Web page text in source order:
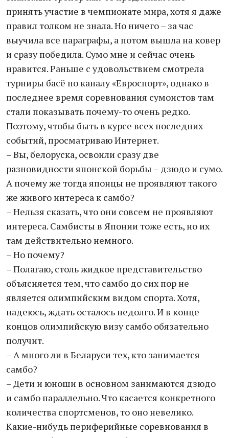
принять участие в чемпионате мира, хотя я даже
правил толком не знала. Но ничего – за час
выучила все параграфы, а потом вышла на ковер
и сразу победила. Сумо мне и сейчас очень
нравится. Раньше с удовольствием смотрела
турниры басё по каналу «Евроспорт», однако в
последнее время соревнования сумоистов там
стали показывать почему-то очень редко.
Поэтому, чтобы быть в курсе всех последних
событий, просматриваю Интернет.
– Вы, белоруска, освоили сразу две
разновидности японской борьбы – дзюдо и сумо.
А почему же тогда японцы не проявляют такого
же живого интереса к самбо?
– Нельзя сказать, что они совсем не проявляют
интереса. Самбисты в Японии тоже есть, но их
там действительно немного.
– Но почему?
– Полагаю, столь жидкое представительство
объясняется тем, что самбо до сих пор не
является олимпийским видом спорта. Хотя,
надеюсь, ждать осталось недолго. И в конце
концов олимпийскую визу самбо обязательно
получит.
– А много ли в Беларуси тех, кто занимается
самбо?
– Дети и юноши в основном занимаются дзюдо
и самбо параллельно. Что касается конкретного
количества спортсменов, то оно невелико.
Какие-нибудь периферийные соревнования в